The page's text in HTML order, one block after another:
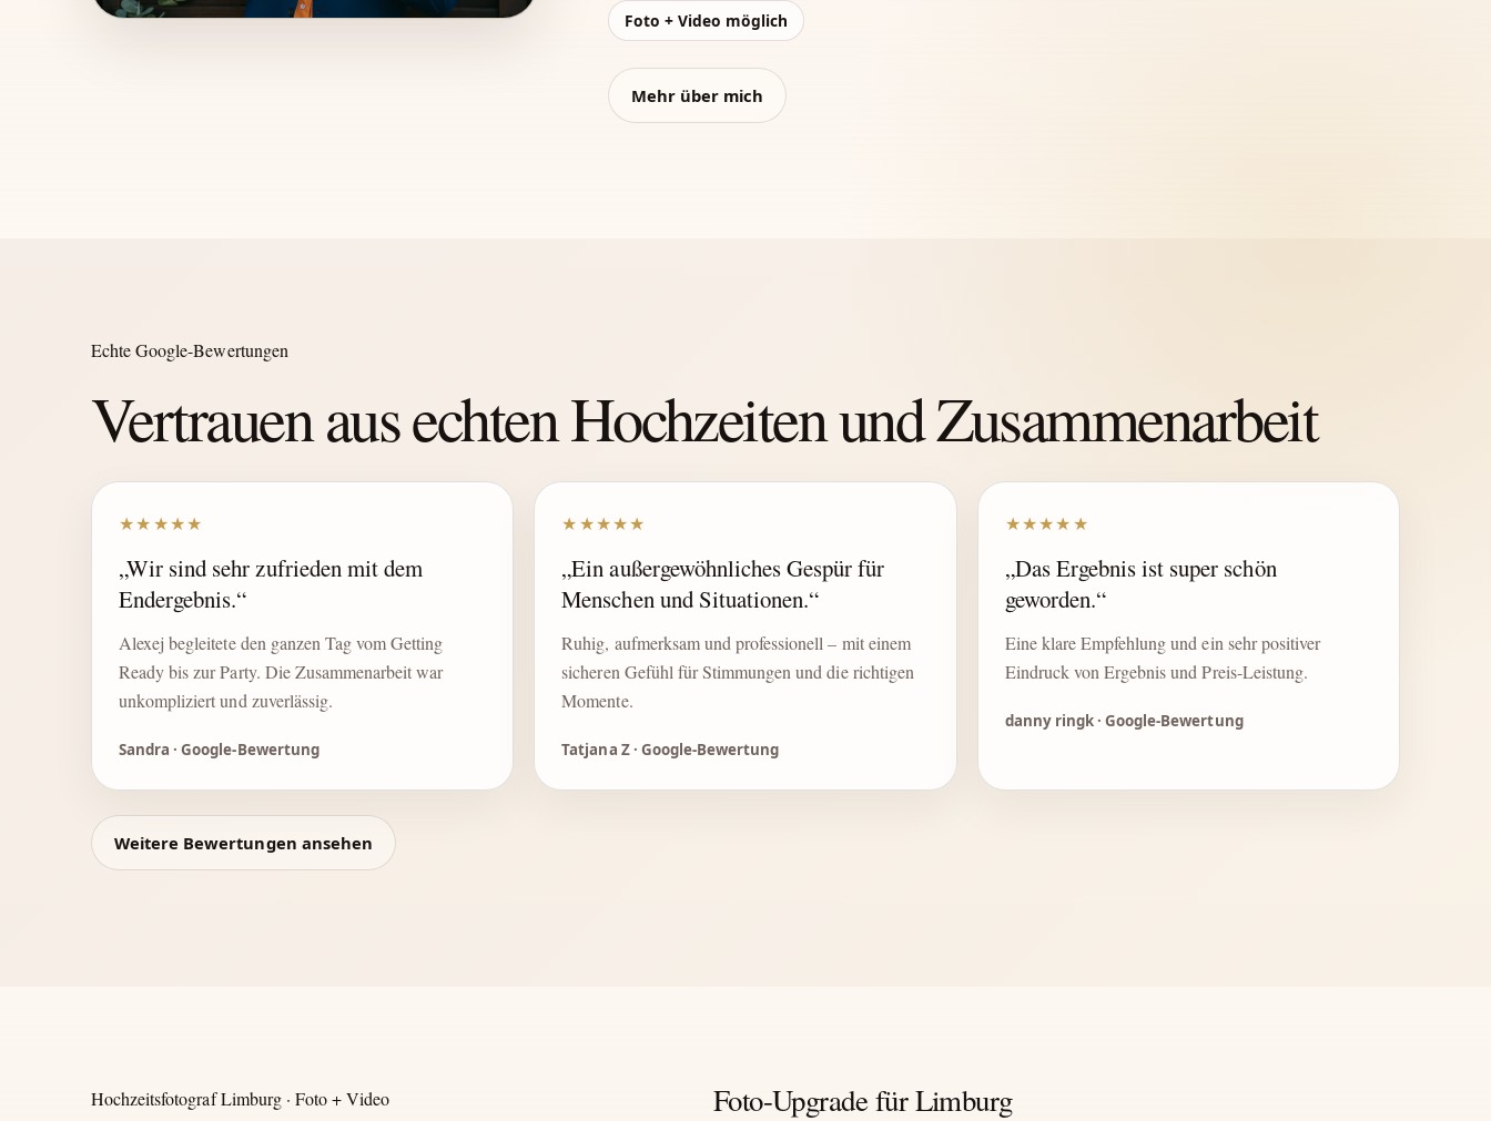
Foto + Video möglich
Mehr über mich
Echte Google-Bewertungen
Vertrauen aus echten Hochzeiten und Zusammenarbeit
★★★★★
„Wir sind sehr zufrieden mit dem
Endergebnis.“
Alexej begleitete den ganzen Tag vom Getting
Ready bis zur Party. Die Zusammenarbeit war
unkompliziert und zuverlässig.
Sandra · Google-Bewertung
★★★★★
„Ein außergewöhnliches Gespür für
Menschen und Situationen.“
Ruhig, aufmerksam und professionell – mit einem
sicheren Gefühl für Stimmungen und die richtigen
Momente.
Tatjana Z · Google-Bewertung
★★★★★
„Das Ergebnis ist super schön
geworden.“
Eine klare Empfehlung und ein sehr positiver
Eindruck von Ergebnis und Preis-Leistung.
danny ringk · Google-Bewertung
Weitere Bewertungen ansehen
Hochzeitsfotograf Limburg · Foto + Video Foto-Upgrade für Limburg